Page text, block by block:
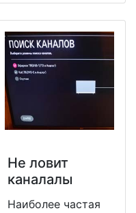
Не ловит
каналалы
Наиболее частая